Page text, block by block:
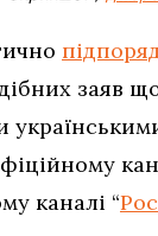
заяв
каналі “